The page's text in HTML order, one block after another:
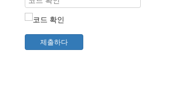
제출하다